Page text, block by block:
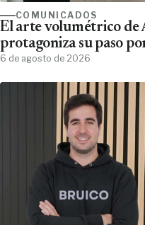
COMUNICADOS
El arte volumétrico de
protagoniza su paso
6 de agosto de 2026